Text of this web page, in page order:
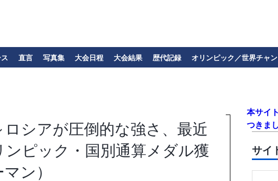
直言 写真集 大会日程 大会結果 歴代記録 オリンピック／世界チャ
ロシアが圧倒的な強さ、最近
ピック・国別通算メダル獲
ン）
本サイ
つきま
サイ